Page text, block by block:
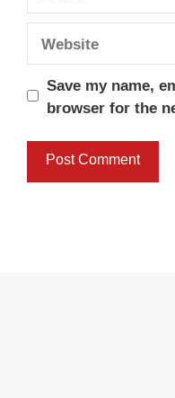
Website
Save my name,
browser for the